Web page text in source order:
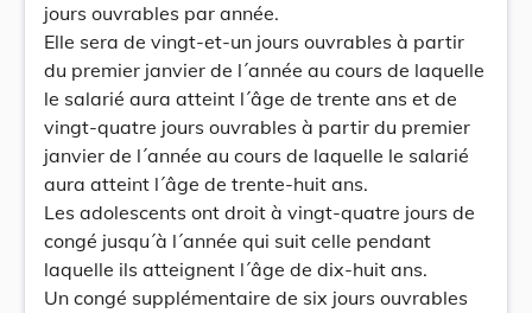
jours ouvrables par année.
Elle sera de vingt-et-un jours ouvrables à partir
du premier janvier de l´année au cours de laquelle
le salarié aura atteint l´âge de trente ans et de
vingt-quatre jours ouvrables à partir du premier
janvier de l´année au cours de laquelle le salarié
aura atteint l´âge de trente-huit ans.
Les adolescents ont droit à vingt-quatre jours de
congé jusqu´à l´année qui suit celle pendant
laquelle ils atteignent l´âge de dix-huit ans.
Un congé supplémentaire de six jours ouvrables